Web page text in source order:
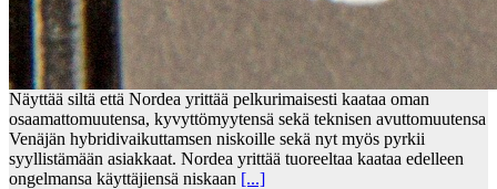
Näyttää siltä että Nordea yrittää pelkurimaisesti kaataa oman
osaamattomuutensa, kyvyttömyytensä sekä teknisen avuttomuutensa
Venäjän hybridivaikuttamsen niskoille sekä nyt myös pyrkii
syyllistämään asiakkaat. Nordea yrittää tuoreeltaa kaataa edelleen
ongelmansa käyttäjiensä niskaan [...]